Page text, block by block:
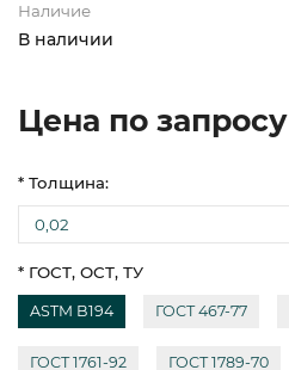
Наличие
В наличии
Цена по запросу
* Толщина:
* ГОСТ, ОСТ, ТУ
ASTM B194 ГОСТ 467-77
ГОСТ 1761-92 ГОСТ 1789-70